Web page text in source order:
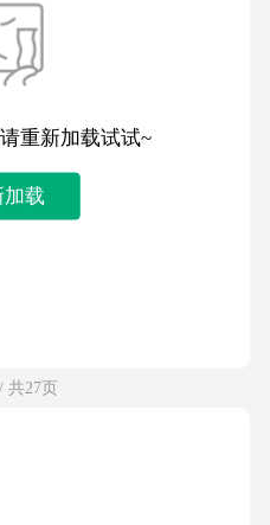
重新加载试试~
载
共27页